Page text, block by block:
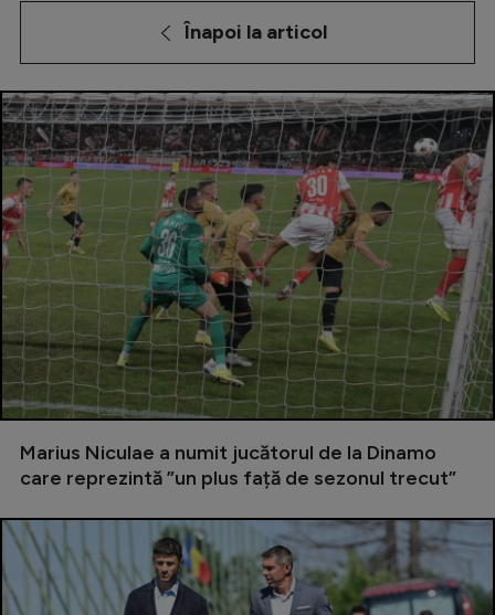
Champions League
Conference League
CM 2026
Premier League
LaLiga
Serie A
Bundesliga
Ligue 1
Campionate
Starurile fotbalului
EURO 2024
Stranieri
Clasamente
Înapoi la articol
Marius Niculae a numit jucătorul de la Dinamo
care reprezintă ”un plus față de sezonul trecut”